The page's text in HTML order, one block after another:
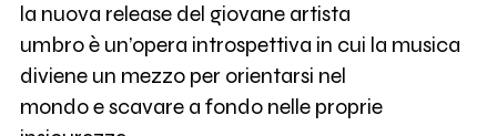
la nuova release del giovane artista
umbro è un’opera introspettiva in cui la musica
diviene un mezzo per orientarsi nel
mondo e scavare a fondo nelle proprie